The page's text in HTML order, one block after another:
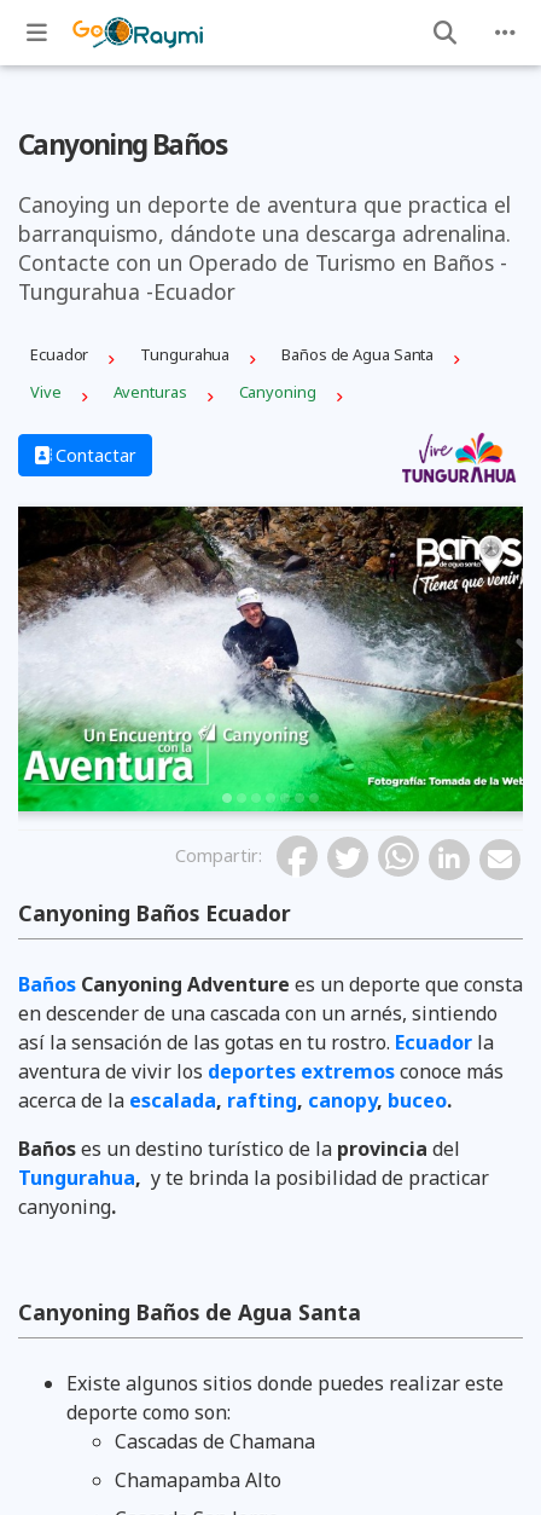
Canyoning Baños
Canoying un deporte de aventura que practica el
barranquismo, dándote una descarga adrenalina.
Contacte con un Operado de Turismo en Baños -
Tungurahua -Ecuador
Ecuador Tungurahua
Baños de Agua Santa
Vive
Aventuras Canyoning
Contactar
Compartir:
Canyoning Baños Ecuador
Baños Canyoning Adventure es un deporte que consta
en descender de una cascada con un arnés, sintiendo
así la sensación de las gotas en tu rostro. Ecuador la
aventura de vivir los deportes extremosconoce más
acerca de la escalada, rafting, canopy, buceo.
Bañoses un destino turístico de la provincia del
Tungurahua, y te brinda la posibilidad de practicar
canyoning.
Canyoning Baños de Agua Santa
Existe algunos sitios donde puedes realizar este
deporte como son:
Cascadas de Chamana
Chamapamba Alto